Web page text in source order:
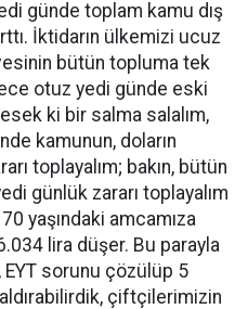
günde toplam kamu dış
İktidarın ülkemizi ucuz
bütün topluma tek
otuz yedi günde eski
ki bir salma salalım,
kamunun, doların
toplayalım; bakın, bütün
günlük zararı toplayalım
yaşındaki amcamıza
lira düşer. Bu parayla
EYT sorunu çözülüp 5
çiftçilerimizin